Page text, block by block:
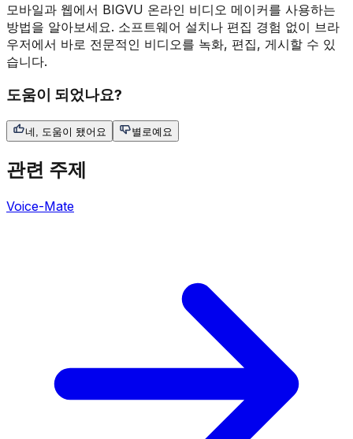
모바일과 웹에서 BIGVU 온라인 비디오 메이커를 사용하는
방법을 알아보세요. 소프트웨어 설치나 편집 경험 없이 브라
우저에서 바로 전문적인 비디오를 녹화, 편집, 게시할 수 있
습니다.
도움이 되었나요?
네, 도움이 됐어요 별로예요
관련 주제
Voice-Mate